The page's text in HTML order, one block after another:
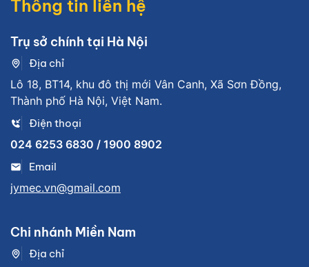
Thông tin liên hệ
Trụ sở chính tại Hà Nội
Địa chỉ
Lô 18, BT14, khu đô thị mới Vân Canh, Xã Sơn Đồng,
Thành phố Hà Nội, Việt Nam.
Điện thoại
024 6253 6830 / 1900 8902
Email
jymec.vn@gmail.com
Chi nhánh Miền Nam
Địa chỉ